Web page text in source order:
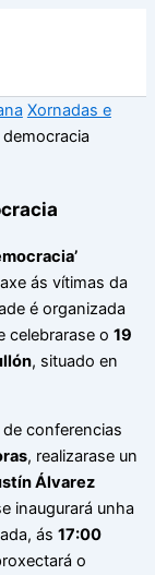
Xornadas e
ás vítimas da
é organizada
celebrarase o 19
, situado en
conferencias
, realizarase un
Álvarez
inaugurará unha
ás 17:00
o